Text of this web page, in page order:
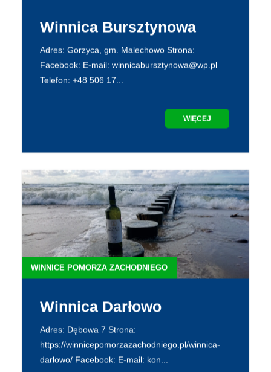
Winnica Bursztynowa
Adres: Gorzyca, gm. Malechowo Strona:
Facebook: E-mail: winnicabursztynowa@wp.pl
Telefon: +48 506 17...
WIĘCEJ
WINNICE POMORZA ZACHODNIEGO
Winnica Darłowo
Adres: Dębowa 7 Strona:
https://winnicepomorzazachodniego.pl/winnica-
darlowo/ Facebook: E-mail: kon...